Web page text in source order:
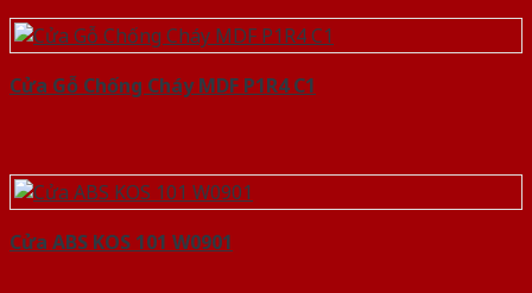
Cửa Gỗ Chống Cháy MDF P1R4 C1
Cửa ABS KOS 101 W0901